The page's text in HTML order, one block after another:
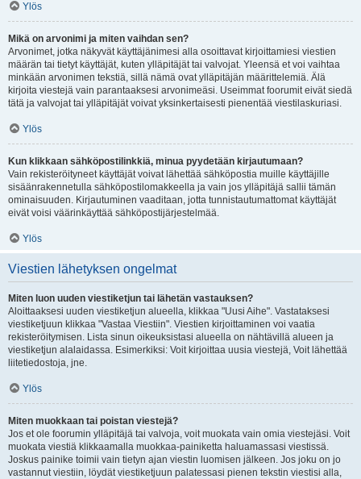
Ylös
Mikä on arvonimi ja miten vaihdan sen?
Arvonimet, jotka näkyvät käyttäjänimesi alla osoittavat kirjoittamiesi viestien
määrän tai tietyt käyttäjät, kuten ylläpitäjät tai valvojat. Yleensä et voi vaihtaa
minkään arvonimen tekstiä, sillä nämä ovat ylläpitäjän määrittelemiä. Älä
kirjoita viestejä vain parantaaksesi arvonimeäsi. Useimmat foorumit eivät siedä
tätä ja valvojat tai ylläpitäjät voivat yksinkertaisesti pienentää viestilaskuriasi.
Ylös
Kun klikkaan sähköpostilinkkiä, minua pyydetään kirjautumaan?
Vain rekisteröityneet käyttäjät voivat lähettää sähköpostia muille käyttäjille
sisäänrakennetulla sähköpostilomakkeella ja vain jos ylläpitäjä sallii tämän
ominaisuuden. Kirjautuminen vaaditaan, jotta tunnistautumattomat käyttäjät
eivät voisi väärinkäyttää sähköpostijärjestelmää.
Ylös
Viestien lähetyksen ongelmat
Miten luon uuden viestiketjun tai lähetän vastauksen?
Aloittaaksesi uuden viestiketjun alueella, klikkaa "Uusi Aihe". Vastataksesi
viestiketjuun klikkaa "Vastaa Viestiin". Viestien kirjoittaminen voi vaatia
rekisteröitymisen. Lista sinun oikeuksistasi alueella on nähtävillä alueen ja
viestiketjun alalaidassa. Esimerkiksi: Voit kirjoittaa uusia viestejä, Voit lähettää
liitetiedostoja, jne.
Ylös
Miten muokkaan tai poistan viestejä?
Jos et ole foorumin ylläpitäjä tai valvoja, voit muokata vain omia viestejäsi. Voit
muokata viestiä klikkaamalla muokkaa-painiketta haluamassasi viestissä.
Joskus painike toimii vain tietyn ajan viestin luomisen jälkeen. Jos joku on jo
vastannut viestiin, löydät viestiketjuun palatessasi pienen tekstin viestisi alla,